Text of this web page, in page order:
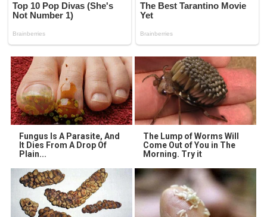
Fungus Is A Parasite, And
It Dies From A Drop Of
Plain...
The Lump of Worms Will
Come Out of You in The
Morning. Try it